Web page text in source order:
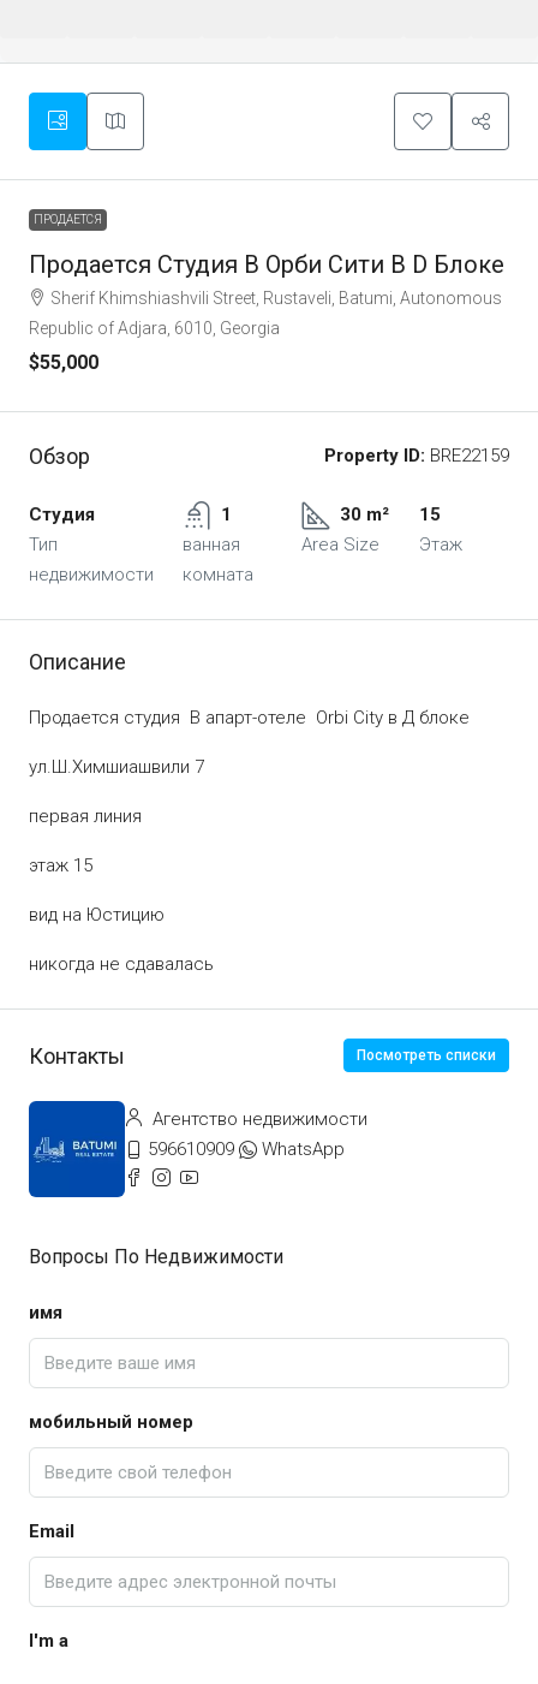
ПРОДАЕТСЯ
Продается Студия В Орби Сити В D Блоке
Sherif Khimshiashvili Street, Rustaveli, Batumi, Autonomous
Republic of Adjara, 6010, Georgia
$55,000
Обзор Property ID: BRE22159
Студия
Тип
недвижимости
1
ванная
комната
30 m²
Area Size
15
Этаж
Описание
Продается студия В апарт-отеле Orbi City в Д блоке
ул.Ш.Химшиашвили 7
первая линия
этаж 15
вид на Юстицию
никогда не сдавалась
Контакты Посмотреть списки
Агентство недвижимости
596610909
WhatsApp
Вопросы По Недвижимости
имя
мобильный номер
Email
I'm a